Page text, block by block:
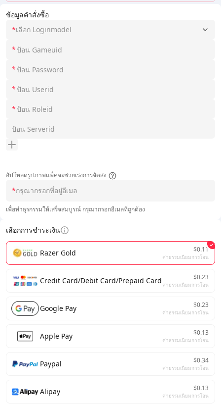
ข้อมูลคำสั่งซื้อ
*เลือก Loginmodel
*
*
*
*
อัปโหลดรูปภาพแพ็คจะช่วยเร่งการจัดส่ง
*
เพื่อทำธุรกรรมให้เสร็จสมบูรณ์ กรุณากรอกอีเมลที่ถูกต้อง
เลือกการชำระเงิน
Razer Gold $0.11
ค่าธรรมเนียมการโอน
Credit Card/Debit Card/Prepaid Card $0.23
ค่าธรรมเนียมการโอน
Google Pay $0.23
ค่าธรรมเนียมการโอน
Apple Pay $0.13
ค่าธรรมเนียมการโอน
Paypal $0.34
ค่าธรรมเนียมการโอน
Alipay $0.13
ค่าธรรมเนียมการโอน